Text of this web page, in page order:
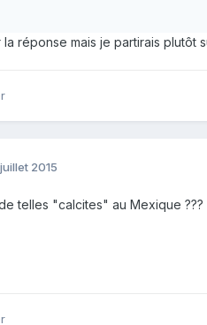
réponse mais je partirais plutôt
juillet 2015
telles "calcites" au Mexique ???